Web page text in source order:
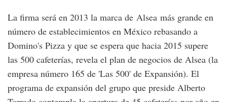
La firma será en 2013 la marca de Alsea más grande en
número de establecimientos en México rebasando a
Domino's Pizza y que se espera que hacia 2015 supere
las 500 cafeterías, revela el plan de negocios de Alsea (la
empresa número 165 de 'Las 500' de Expansión). El
programa de expansión del grupo que preside Alberto